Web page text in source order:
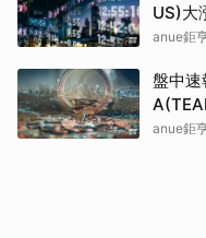
US)大
anue鉅
盤中
anue鉅